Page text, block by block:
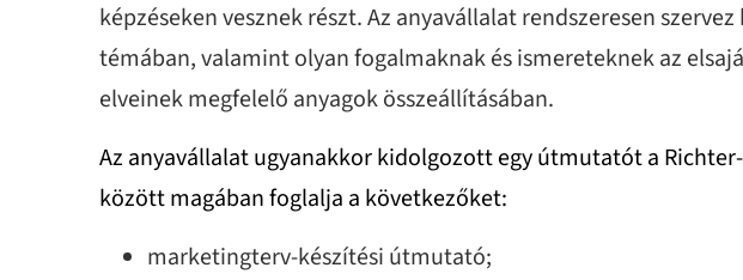
képzéseken vesznek részt. Az anyavállalat rendszeresen
témában, valamint olyan fogalmaknak és ismereteknek az
elveinek megfelelő anyagok összeállításában.
Az anyavállalat ugyanakkor kidolgozott egy útmutatót a
között magában foglalja a következőket:
marketingterv-készítési útmutató;